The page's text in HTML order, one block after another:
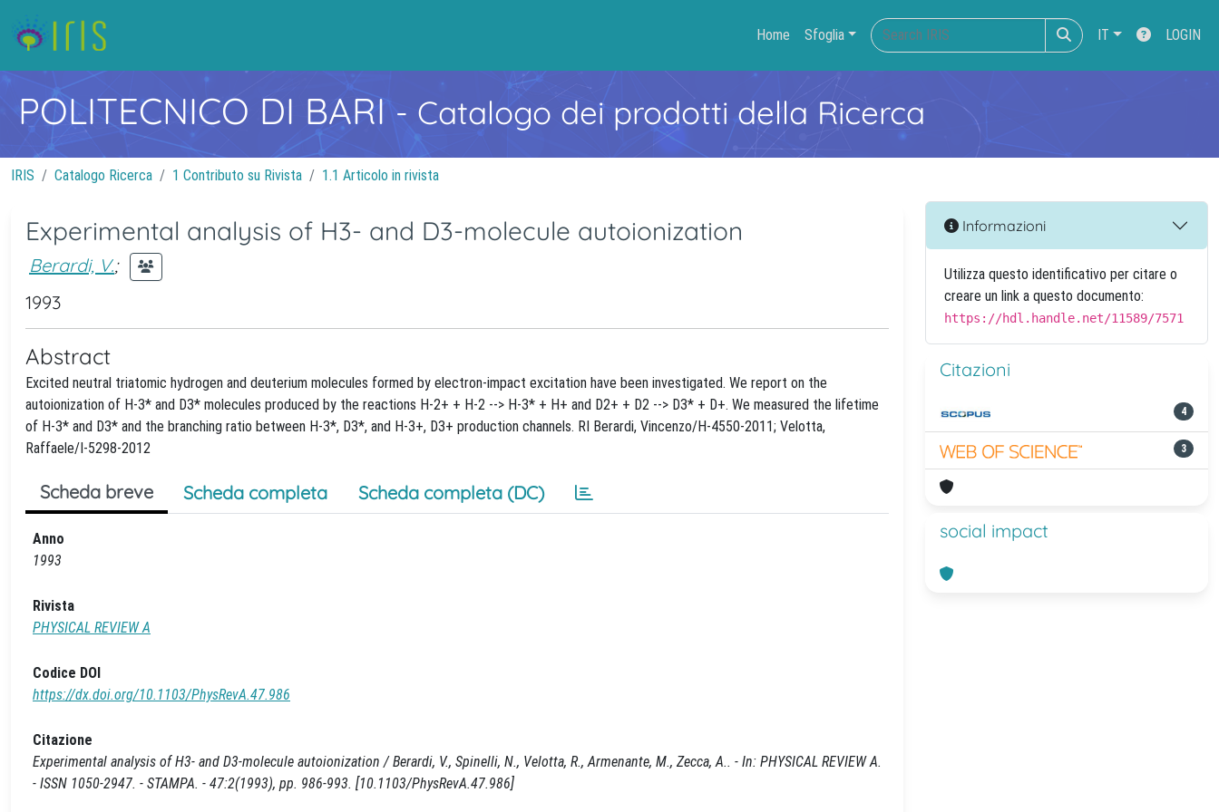
Home Sfoglia IT LOGIN
POLITECNICO DI BARI- Catalogo dei prodotti della Ricerca
IRIS Catalogo Ricerca 1 Contributo su Rivista 1.1 Articolo in rivista
Experimental analysis of H3- and D3-molecule autoionization
Berardi, V.;
1993
Abstract
Excited neutral triatomic hydrogen and deuterium molecules formed by electron-impact excitation have been investigated. We report on the
autoionization of H-3* and D3* molecules produced by the reactions H-2+ + H-2 --> H-3* + H+ and D2+ + D2 --> D3* + D+. We measured the lifetime
of H-3* and D3* and the branching ratio between H-3*, D3*, and H-3+, D3+ production channels. RI Berardi, Vincenzo/H-4550-2011; Velotta,
Raffaele/I-5298-2012
Scheda breve Scheda completa Scheda completa (DC)
Anno
1993
Rivista
PHYSICAL REVIEW A
Codice DOI
https://dx.doi.org/10.1103/PhysRevA.47.986
Citazione
Experimental analysis of H3- and D3-molecule autoionization / Berardi, V., Spinelli, N., Velotta, R., Armenante, M., Zecca, A.. - In: PHYSICAL REVIEW A.
- ISSN 1050-2947. - STAMPA. - 47:2(1993), pp. 986-993. [10.1103/PhysRevA.47.986]
Informazioni
Utilizza questo identificativo per citare o
creare un link a questo documento:
https://hdl.handle.net/11589/7571
Citazioni
4
3
social impact